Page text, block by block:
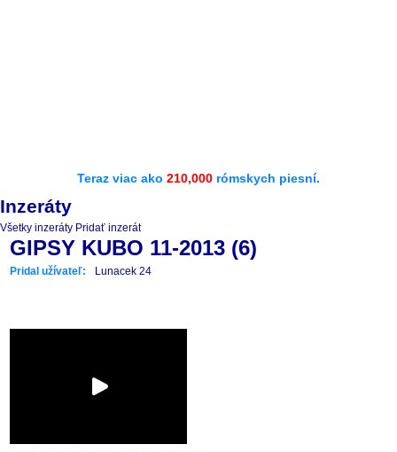
Teraz viac ako 210,000 rómskych piesní.
Inzeráty
Všetky inzeráty Pridať inzerát
GIPSY KUBO 11-2013 (6)
Pridal užívateľ: Lunacek 24